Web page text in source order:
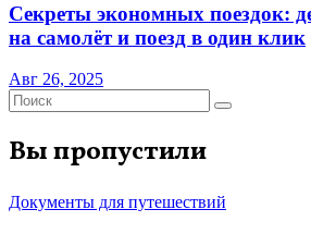
Секреты экономных поездок:
на самолёт и поезд в один клик
Авг 26, 2025
Вы пропустили
Документы для путешествий